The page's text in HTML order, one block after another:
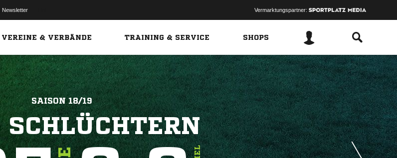
Newsletter Vermarktungspartner:
VEREINE & VERBÄNDE TRAINING & SERVICE SHOPS
SAISON 18/19